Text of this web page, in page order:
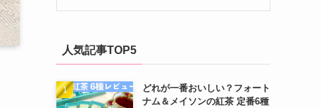
人気記事TOP5
どれが一番おいしい？フォート
ナム＆メイソンの紅茶 定番6種